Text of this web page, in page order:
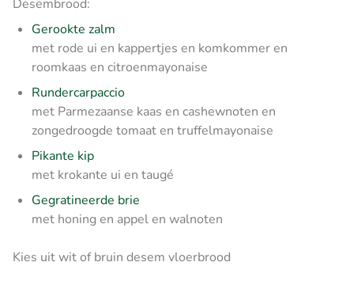
Desembrood:
Gerookte zalm
met rode ui en kappertjes en komkommer en
roomkaas en citroenmayonaise
Rundercarpaccio
met Parmezaanse kaas en cashewnoten en
zongedroogde tomaat en truffelmayonaise
Pikante kip
met krokante ui en taugé
Gegratineerde brie
met honing en appel en walnoten
Kies uit wit of bruin desem vloerbrood